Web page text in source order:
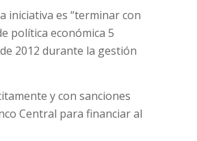
iniciativa es “terminar con
política económica 5
2012 durante la gestión
y con sanciones
Central para financiar al